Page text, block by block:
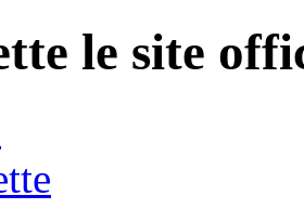
le site